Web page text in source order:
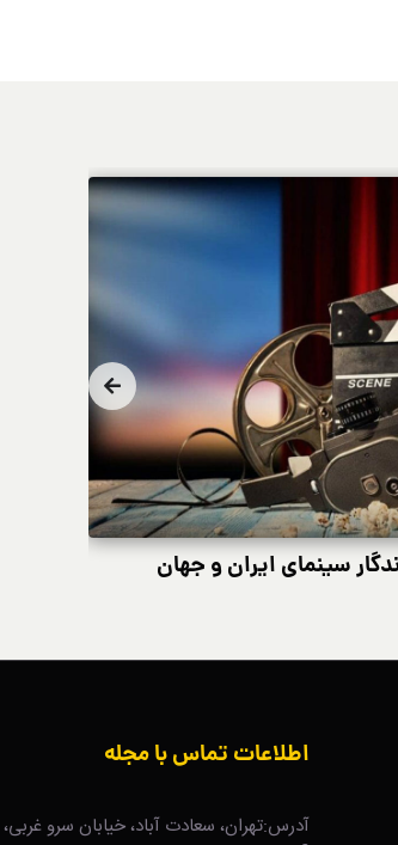
طراحی لباس در شکارگاه
اطلاعات تماس با مجله
آدرس:تهران، سعادت آباد، خیابان سرو